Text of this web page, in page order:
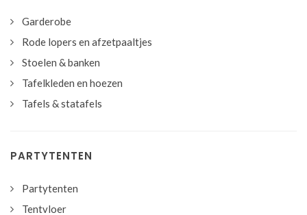
Garderobe
Rode lopers en afzetpaaltjes
Stoelen & banken
Tafelkleden en hoezen
Tafels & statafels
PARTYTENTEN
Partytenten
Tentvloer